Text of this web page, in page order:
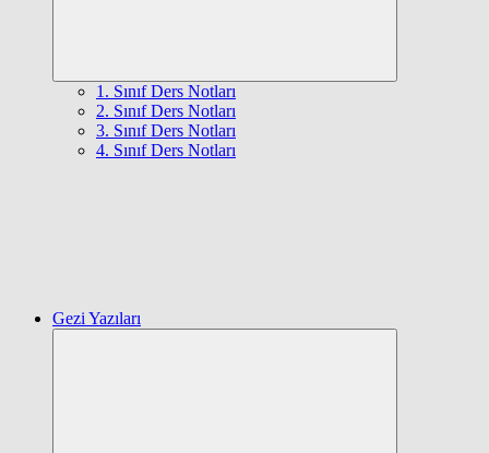
1. Sınıf Ders Notları
2. Sınıf Ders Notları
3. Sınıf Ders Notları
4. Sınıf Ders Notları
Gezi Yazıları